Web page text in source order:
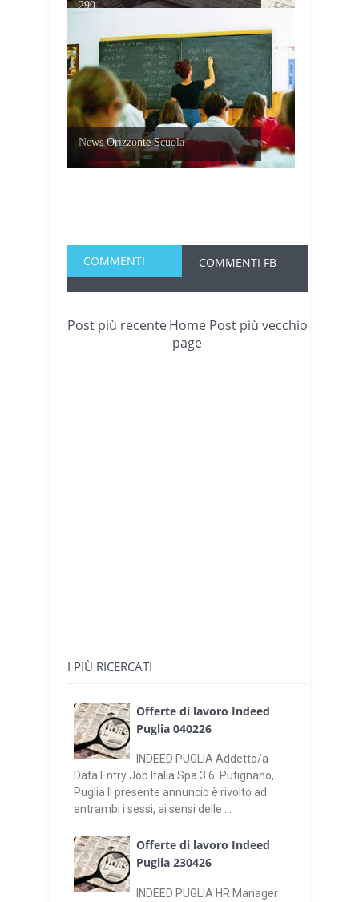
290...
News Orizzonte Scuola
COMMENTI COMMENTI FB
Post più recente Post più vecchio
Home
page
I PIÙ RICERCATI
Offerte di lavoro Indeed
Puglia 040226
INDEED PUGLIA Addetto/a
Data Entry Job Italia Spa 3.6 Putignano,
Puglia Il presente annuncio è rivolto ad
entrambi i sessi, ai sensi delle ...
Offerte di lavoro Indeed
Puglia 230426
INDEED PUGLIA HR Manager